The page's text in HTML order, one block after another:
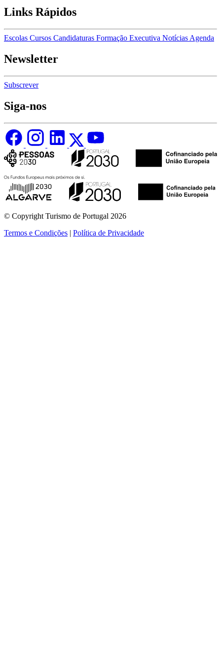
Links Rápidos
Escolas Cursos Candidaturas Formação Executiva Notícias Agenda
Newsletter
Subscrever
Siga-nos
© Copyright Turismo de Portugal 2026
Termos e Condições | Política de Privacidade